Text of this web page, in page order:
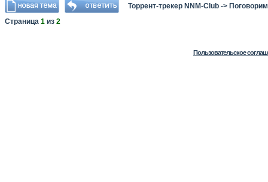
Торрент-трекер NNM-Club -> Поговорим
Страница 1 из 2
Пользовательское